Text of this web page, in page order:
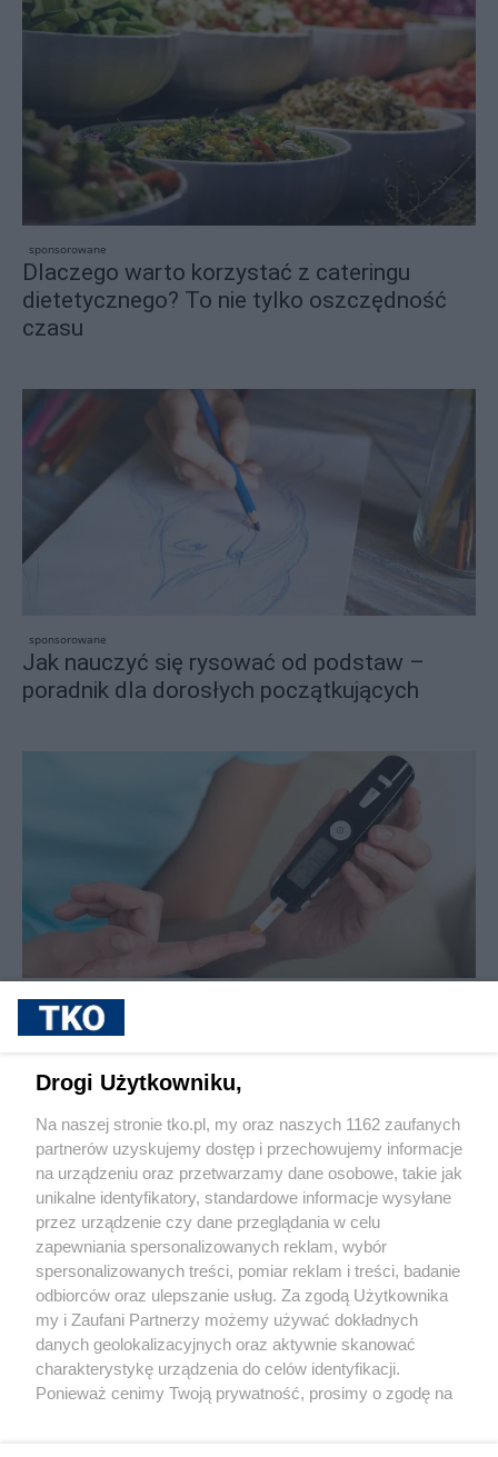
sponsorowane
Dlaczego warto korzystać z cateringu
dietetycznego? To nie tylko oszczędność
czasu
sponsorowane
Jak nauczyć się rysować od podstaw –
poradnik dla dorosłych początkujących
sponsorowane
Cukrzyca – cicha epidemia, która
możliwości leczenia i rosnąca rola
Pokaż więcej
Reklama Tematy Archiwum artykułów
Drogi Użytkowniku,
Na naszej stronie tko.pl, my oraz naszych 1162 zaufanych
partnerów uzyskujemy dostęp i przechowujemy informacje
na urządzeniu oraz przetwarzamy dane osobowe, takie jak
unikalne identyfikatory, standardowe informacje wysyłane
przez urządzenie czy dane przeglądania w celu
zapewniania spersonalizowanych reklam, wybór
spersonalizowanych treści, pomiar reklam i treści, badanie
odbiorców oraz ulepszanie usług. Za zgodą Użytkownika
my i Zaufani Partnerzy możemy używać dokładnych
danych geolokalizacyjnych oraz aktywnie skanować
charakterystykę urządzenia do celów identyfikacji.
Ponieważ cenimy Twoją prywatność, prosimy o zgodę na